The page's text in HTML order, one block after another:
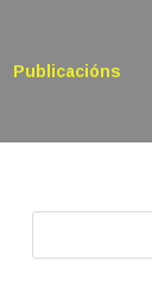
Publicacións